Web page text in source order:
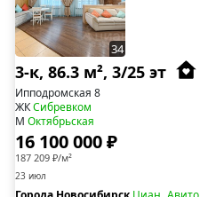
34
3-к, 86.3 м², 3/25 эт
Ипподромская 8
ЖКСибревком
М Октябрьская
16 100 000 ₽
187 209 ₽/м²
23 июл